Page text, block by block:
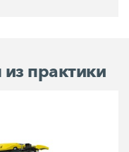
практики